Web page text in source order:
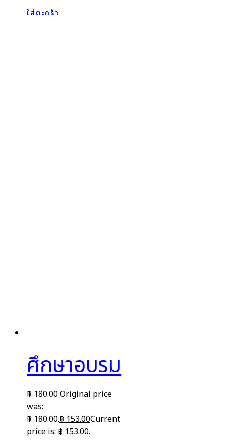
ใส่ตะกร้า
ศึกษาอบรม
฿180.00Original price
was:
฿ 180.00.฿153.00Current
price is: ฿ 153.00.